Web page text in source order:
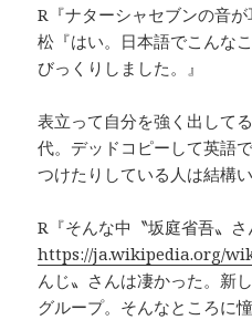
R『ナターシャセブンの音が
松『はい。日本語でこんな
びっくりしました。』
表立って自分を強く出して
代。デッドコピーして英語
つけたりしている人は結構い
R『そんな中〝坂庭省吾〟
https://ja.wikipedia.org/
んじ〟さんは凄かった。新
グループ。そんなところに